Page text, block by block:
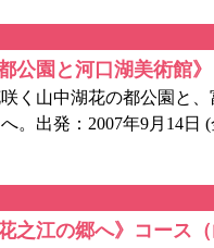
公園と河口湖美術館
く山中湖花の都公園と
。出発：2007年9月14日
之江の郷へ》コース